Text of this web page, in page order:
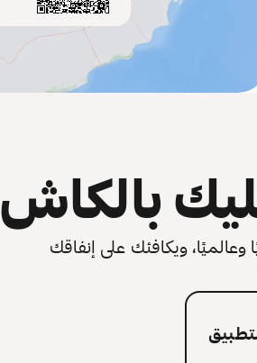
بالكاش
ويكافئك على إنفاقك